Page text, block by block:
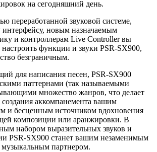
на сегодняшний день.
переработанной звуковой системе,
интерфейсу, новым назначаемым
и контроллерам Live Controller вы
функции и звуки PSR-SX900,
безграничным.
для написания песен, PSR-SX900
паттернами (так называемыми
множество жанров, что делает
аккомпанемента вашим
и бесценным источником вдохновения
композиции или аранжировки. В
набором выразительных звуков и
PSR-SX900 станет вашим незаменимым
партнером.